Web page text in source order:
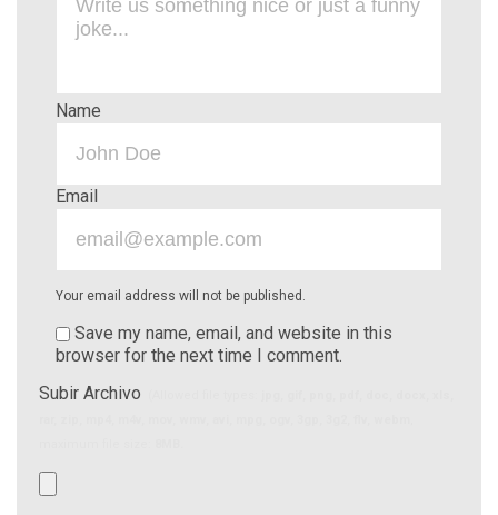
Name
Email
Your email address will not be published.
Save my name, email, and website in this
browser for the next time I comment.
Subir Archivo